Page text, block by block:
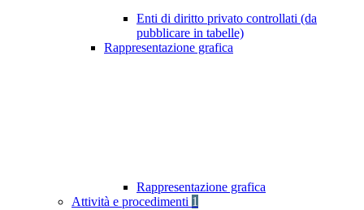
Enti di diritto privato controllati (da
pubblicare in tabelle)
Rappresentazione grafica
Rappresentazione grafica
Attività e procedimenti 1